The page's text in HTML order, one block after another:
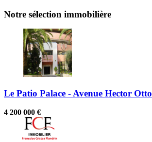
Notre sélection immobilière
Le Patio Palace - Avenue Hector Otto
4 200 000 €